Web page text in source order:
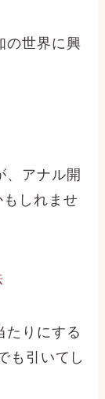
の世界に興
、アナル開
しれませ
たりにする
も引いてし